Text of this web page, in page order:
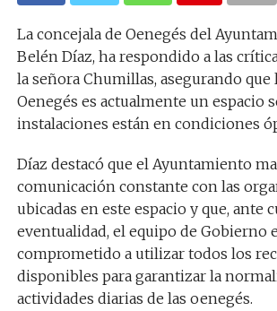
La concejala de Oenegés del
Belén Díaz, ha respondido a las
la señora Chumillas, asegurando que
Oenegés es actualmente un espacio
instalaciones están en condiciones
Díaz destacó que el Ayuntamiento
comunicación constante con las
ubicadas en este espacio y que, ante
eventualidad, el equipo de Gobierno
comprometido a utilizar todos los
disponibles para garantizar la
actividades diarias de las oenegés.